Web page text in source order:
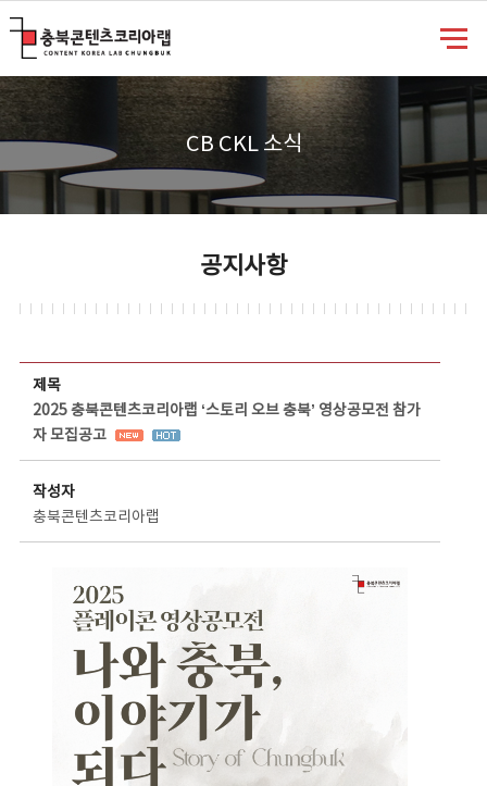
CB CKL 소식
공지사항
제목
2025 충북콘텐츠코리아랩 ‘스토리 오브 충북’ 영상공모전 참가
자 모집공고
작성자
충북콘텐츠코리아랩